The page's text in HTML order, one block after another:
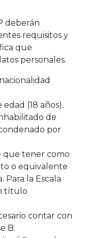
deberán
requisitos y
que
personales.
(18 años).
de
por
que tener como
o equivalente
Para la Escala
título
contar con
B.